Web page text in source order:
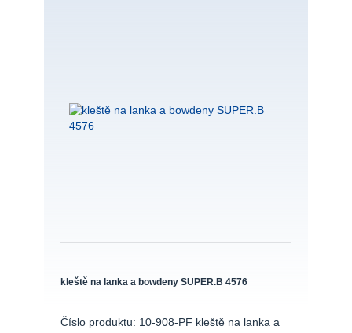
kleště na lanka a bowdeny SUPER.B 4576
Číslo produktu: 10-908-PF kleště na lanka a